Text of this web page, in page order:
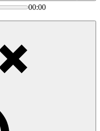
00:00